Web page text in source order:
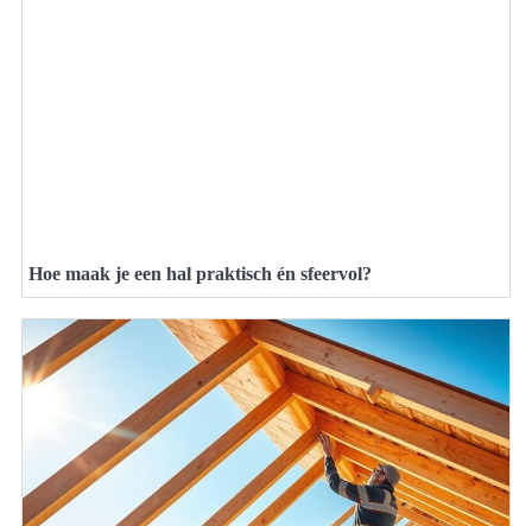
Hoe maak je een hal praktisch én sfeervol?